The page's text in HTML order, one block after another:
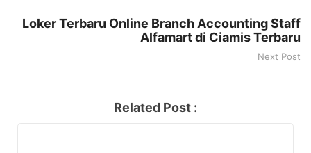
Loker Terbaru Online Branch Accounting Staff
Alfamart di Ciamis Terbaru
Next Post
Related Post :